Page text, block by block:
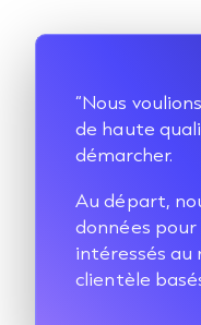
“Nous
de haute
démarcher.
Au départ,
données pour
intéressés au
clientèle